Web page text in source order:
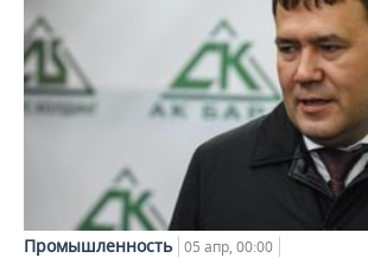
Промышленность 05 апр, 00:00